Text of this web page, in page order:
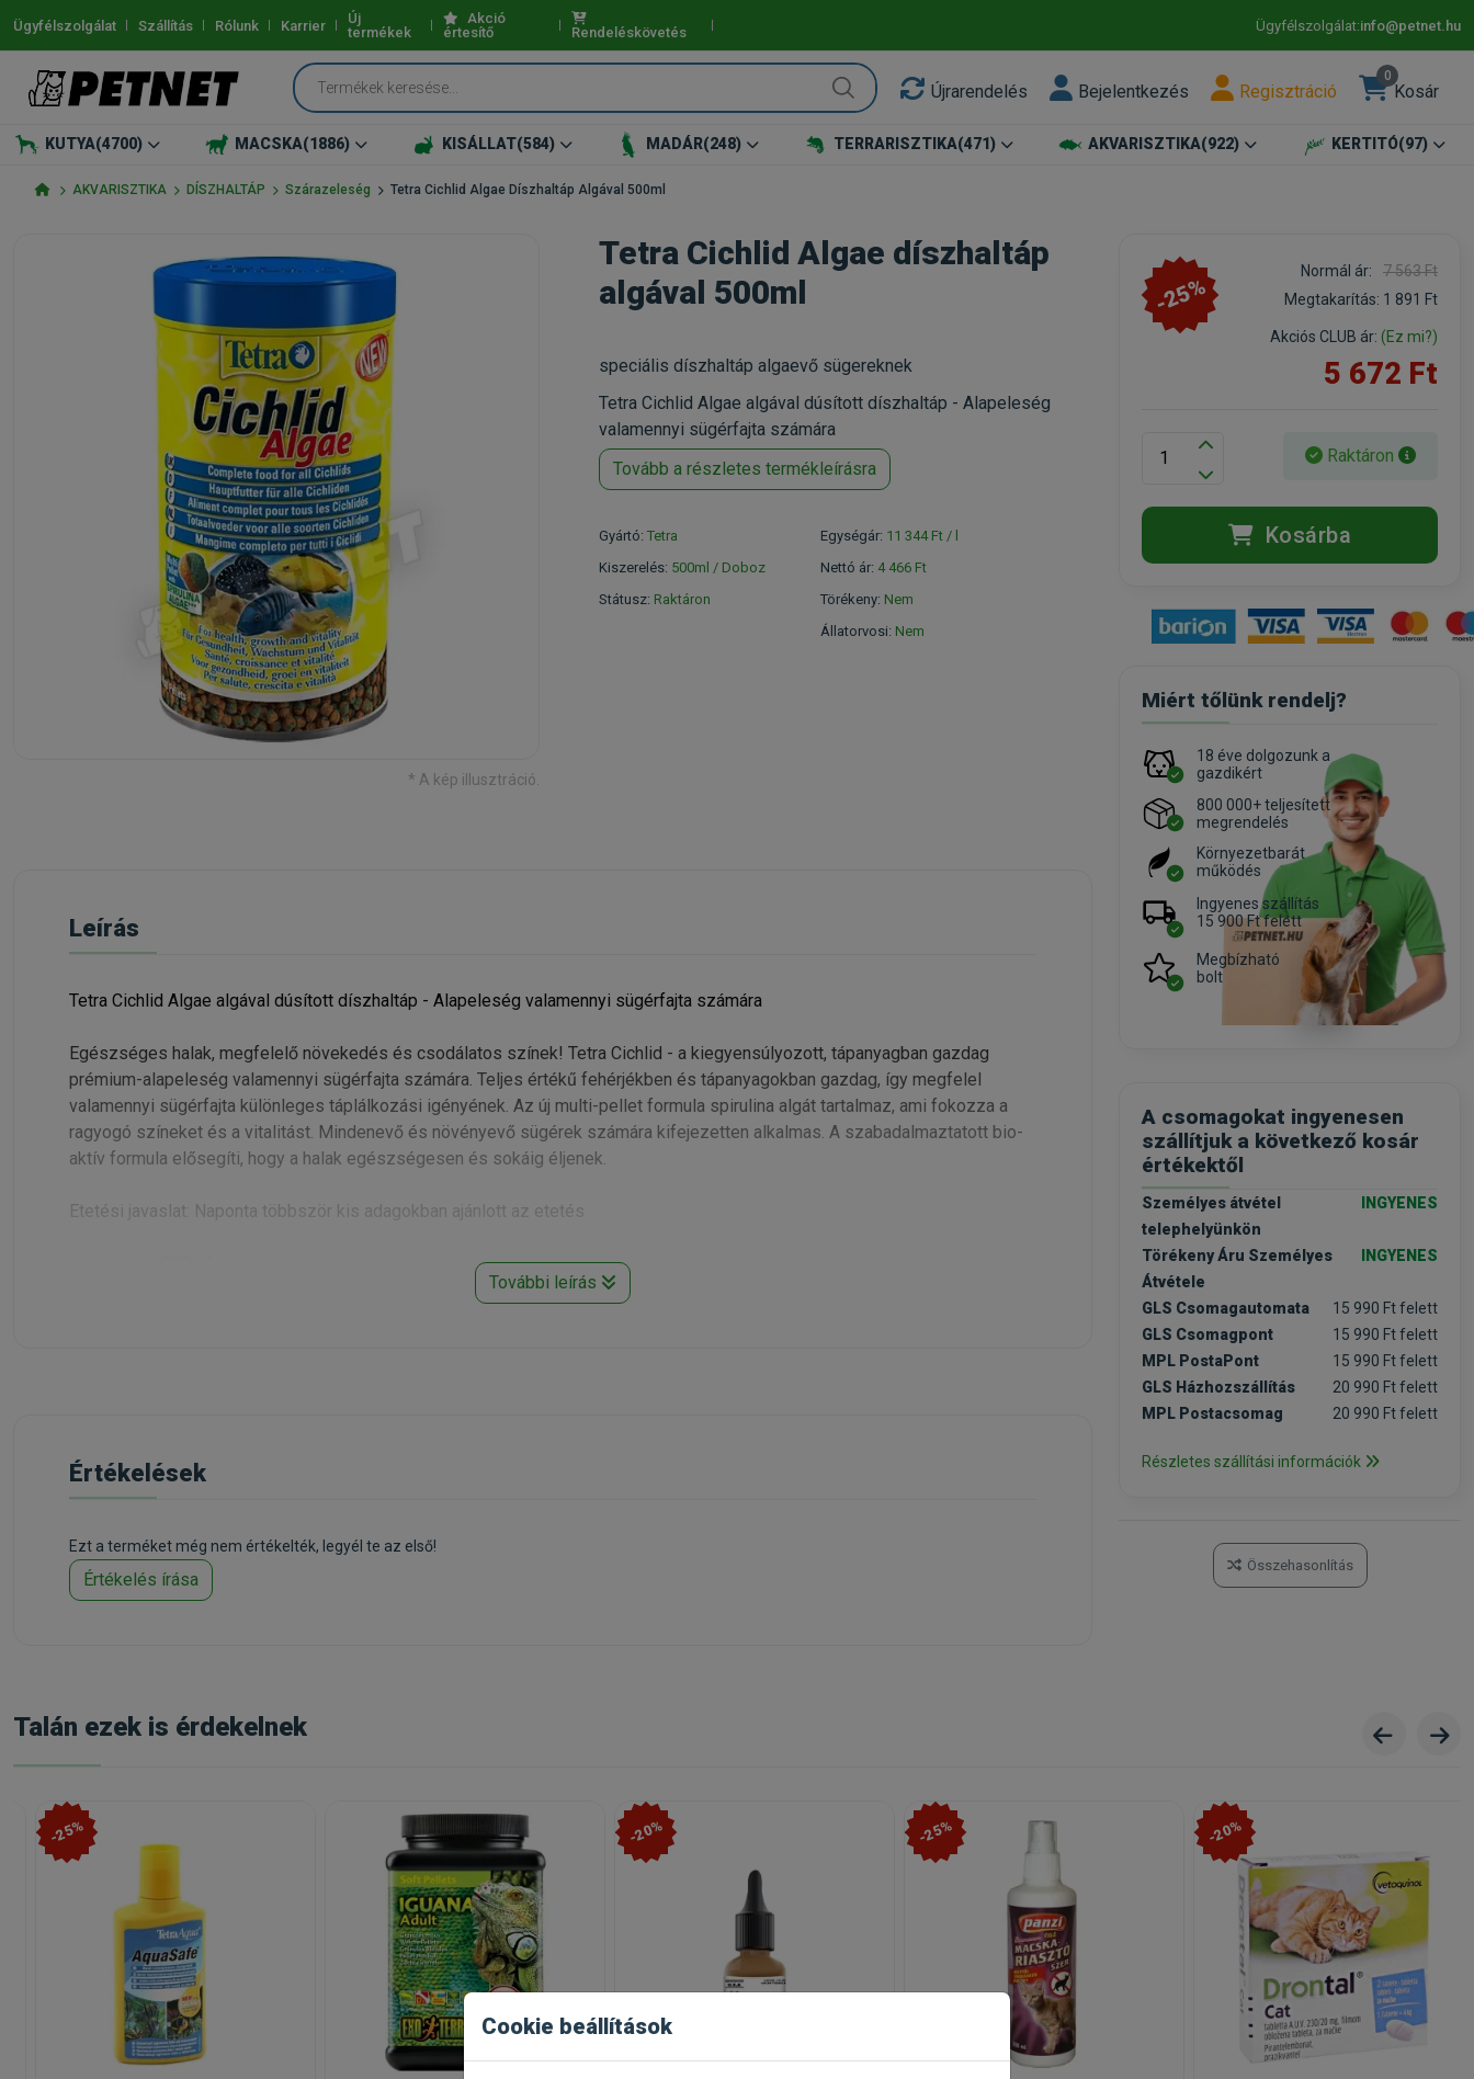
Ügyfélszolgálat Szállítás Rólunk Karrier
Új
termékek
Akció
értesítő
Rendeléskövetés Ügyfélszolgálat:info@petnet.hu
Újrarendelés Bejelentkezés Regisztráció
0
Kosár
KUTYA(4700) MACSKA(1886) KISÁLLAT(584) MADÁR(248) TERRARISZTIKA(471) AKVARISZTIKA(922) KERTITÓ(97)
AKVARISZTIKA DÍSZHALTÁP Szárazeleség Tetra Cichlid Algae Díszhaltáp Algával 500ml
* A kép illusztráció.
Tetra Cichlid Algae díszhaltáp
algával 500ml
speciális díszhaltáp algaevő sügereknek
Tetra Cichlid Algae algával dúsított díszhaltáp - Alapeleség
valamennyi sügérfajta számára
Tovább a részletes termékleírásra
Gyártó: Tetra
Kiszerelés: 500ml / Doboz
Státusz: Raktáron
Egységár: 11 344 Ft / l
Nettó ár: 4 466 Ft
Törékeny: Nem
Állatorvosi: Nem
Leírás
Tetra Cichlid Algae algával dúsított díszhaltáp - Alapeleség valamennyi sügérfajta számára
Egészséges halak, megfelelő növekedés és csodálatos színek! Tetra Cichlid - a kiegyensúlyozott, tápanyagban gazdag
prémium-alapeleség valamennyi sügérfajta számára. Teljes értékű fehérjékben és tápanyagokban gazdag, így megfelel
valamennyi sügérfajta különleges táplálkozási igényének. Az új multi-pellet formula spirulina algát tartalmaz, ami fokozza a
ragyogó színeket és a vitalitást. Mindenevő és növényevő sügérek számára kifejezetten alkalmas. A szabadalmaztatott bio-
aktív formula elősegíti, hogy a halak egészségesen és sokáig éljenek.
Etetési javaslat: Naponta többször kis adagokban ajánlott az etetés
További leírás
Értékelések
Ezt a terméket még nem értékelték, legyél te az első!
Értékelés írása
-25%
Normál ár:
7 563 Ft
Megtakarítás: 1 891 Ft
Akciós CLUB ár: (Ez mi?)
5 672 Ft
Raktáron
Kosárba
Miért tőlünk rendelj?
18 éve dolgozunk a
gazdikért
800 000+ teljesített
megrendelés
Környezetbarát
működés
Ingyenes szállítás
15 900 Ft felett
Megbízható
bolt
A csomagokat ingyenesen
szállítjuk a következő kosár
értékektől
Személyes átvétel
telephelyünkön
INGYENES
Törékeny Áru Személyes
Átvétele
INGYENES
GLS Csomagautomata
15 990 Ft felett
GLS Csomagpont
15 990 Ft felett
MPL PostaPont
15 990 Ft felett
GLS Házhozszállítás
20 990 Ft felett
MPL Postacsomag
20 990 Ft felett
Részletes szállítási információk
Összehasonlítás
Talán ezek is érdekelnek
-25% -20% -25% -20%
Cookie beállítások